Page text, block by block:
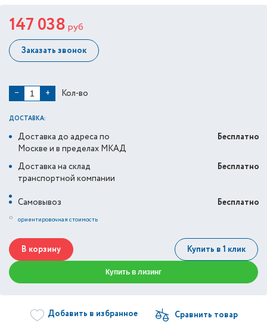
147 038 руб
Заказать звонок
− + Кол-во
ДОСТАВКА:
Доставка до адреса по
Москве и в пределах МКАД
Бесплатно
Доставка на склад
транспортной компании
Бесплатно
Самовывоз
Бесплатно
* ориентировочная стоимость
В корзину Купить в 1 клик
Купить в лизинг
Добавить в избранное